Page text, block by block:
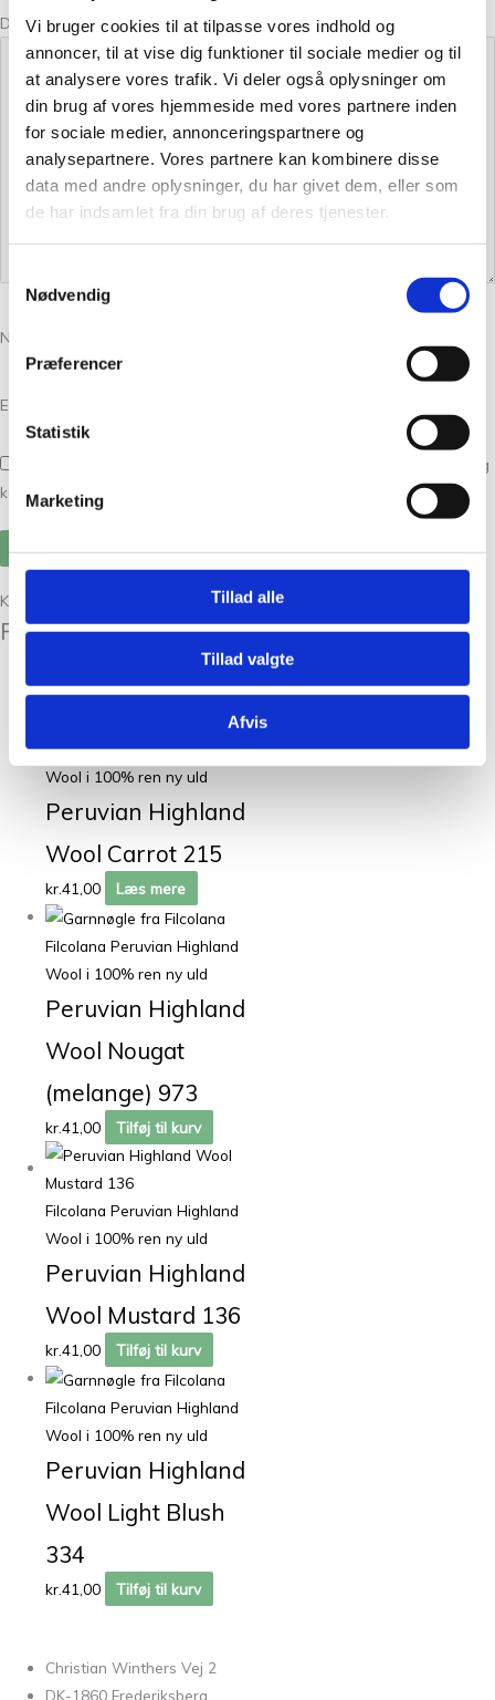
Vi bruger cookies til at tilpasse vores indhold og
annoncer, til at vise dig funktioner til sociale medier og til
at analysere vores trafik. Vi deler også oplysninger om
din brug af vores hjemmeside med vores partnere inden
for sociale medier, annonceringspartnere og
analysepartnere. Vores partnere kan kombinere disse
data med andre oplysninger, du har givet dem, eller som
de har indsamlet fra din brug af deres tjenester.
Nødvendig
Præferencer
Statistik
Marketing
Tillad alle
Tillad valgte
Afvis
Din anmeldelse*
Navn
E-mail
Gem mit navn, mail og websted i denne browser til næste gang jeg
kommenterer.
Kunder købte også
Relaterede varer
Filcolana Peruvian Highland
Wool i 100% ren ny uld
Peruvian Highland
Wool Carrot 215
kr.41,00 Læs mere
Filcolana Peruvian Highland
Wool i 100% ren ny uld
Peruvian Highland
Wool Nougat
(melange) 973
kr.41,00 Tilføj til kurv
Filcolana Peruvian Highland
Wool i 100% ren ny uld
Peruvian Highland
Wool Mustard 136
kr.41,00 Tilføj til kurv
Filcolana Peruvian Highland
Wool i 100% ren ny uld
Peruvian Highland
Wool Light Blush
334
kr.41,00 Tilføj til kurv
Christian Winthers Vej 2
DK-1860 Frederiksberg